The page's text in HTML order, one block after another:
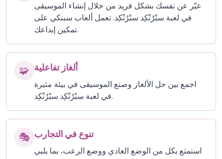
عبّر عن نفسك بشكل فريد من خلال إنشاء الموسيقى
في لعبة سبْرُنْكِد سبْرُنْكِد. تعمل ألعاب سبنكي على
تمكين إبداعك.
🧩 ألغاز تفاعلية
اجمع بين حل الألغاز وصنع الموسيقى في بيئة مثيرة
في لعبة سبْرُنْكِد سبْرُنْكِد.
🎭 تنوع في التجارب
استمتع بكل من الوضع العادي ووضع الرعب، بما يلبي